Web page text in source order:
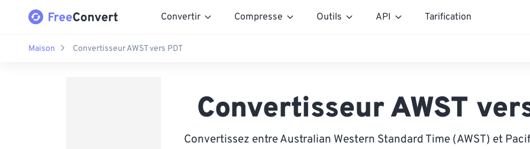
Convertir Compresse Outils API Tarification
Maison Convertisseur AWST vers PDT
Convertisseur AWST
Convertissez entre Australian Western Standard Time (AWST) et